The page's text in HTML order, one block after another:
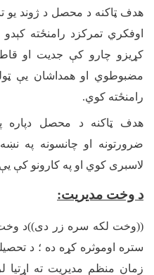
هدف ټاکنه د محصل د ژوند یو
اوفکري تمرکزد رامنځته
کړیزو چارو کې جدیت او
مضبوطوي او همداشان یې
رامنځته کوي.
هدف ټاکنه د محصل دپاره
ضرورتونه او چانسونه په
لاسبری کوي او په کارونو
د وخت مدیریت:
((وخت لکه سره زر دی))د وخت
ستره اوموثره کړه ده ؛ د
زمان منظم مدیریت ته